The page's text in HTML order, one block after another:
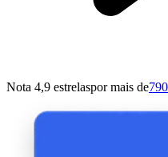
Nota 4,9 estrelaspor mais de